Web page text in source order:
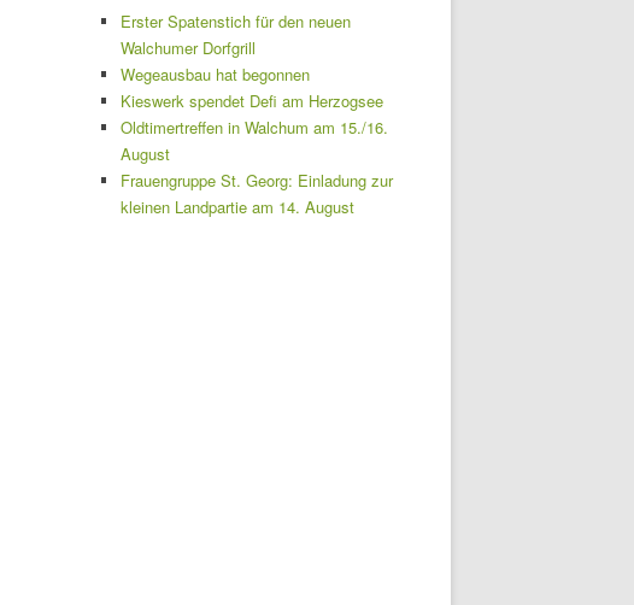
Erster Spatenstich für den neuen
Walchumer Dorfgrill
Wegeausbau hat begonnen
Kieswerk spendet Defi am Herzogsee
Oldtimertreffen in Walchum am 15./16.
August
Frauengruppe St. Georg: Einladung zur
kleinen Landpartie am 14. August